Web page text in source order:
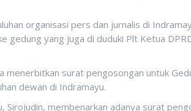
organisasi pers dan jurnalis di
gedung yang juga di duduki Plt Ketua
menerbitkan surat pengosongan untuk
dewan di Indramayu.
Sirojudin, membenarkan adanya surat